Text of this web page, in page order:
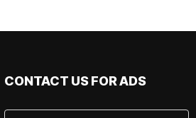
CONTACT US FOR ADS